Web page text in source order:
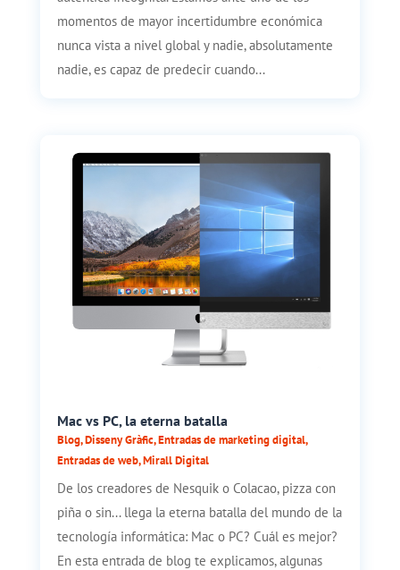
momentos de mayor incertidumbre económica
nunca vista a nivel global y nadie, absolutamente
nadie, es capaz de predecir cuando...
Mac vs PC, la eterna batalla
Blog,Disseny Gràfic,Entradas de marketing digital,
Entradas de web,Mirall Digital
De los creadores de Nesquik o Colacao, pizza con
piña o sin... llega la eterna batalla del mundo de la
tecnología informática: Mac o PC? Cuál es mejor?
En esta entrada de blog te explicamos, algunas